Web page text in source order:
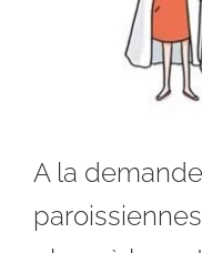
A la